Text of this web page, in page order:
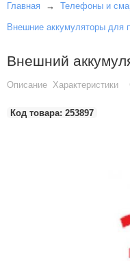
Главная → Телефоны и
Внешние аккумуляторы для
Внешний
Описание Характеристики
Код товара: 253897